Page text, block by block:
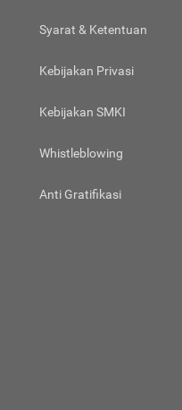
Syarat & Ketentuan
Kebijakan Privasi
Kebijakan SMKI
Whistleblowing
Anti Gratifikasi